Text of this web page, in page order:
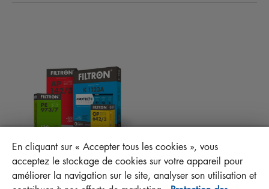
PROTECT+
FAQ
MANN+HUMMEL FT Poland
Sp. z o. o. Sp. k.
En cliquant sur « Accepter tous les cookies », vous
acceptez le stockage de cookies sur votre appareil pour
améliorer la navigation sur le site, analyser son utilisation et